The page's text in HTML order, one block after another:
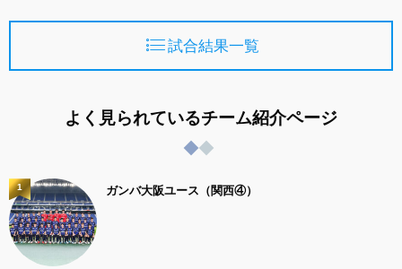
試合結果一覧
よく見られているチーム紹介ページ
ガンバ大阪ユース（関西④）
1